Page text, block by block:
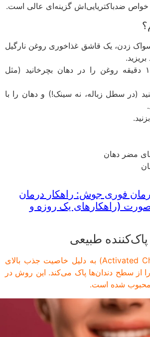
ضدباکتریایی‌اش گزینه‌ای عالی است.
زدن، یک قاشق غذاخوری روغن نارگیل
۱۰-۱۵ دقیقه روغن را در دهان بچرخانید (مثل
سطل زباله، نه سینک!) و دهان را با
دهان
فوری جوش: راهکار درمان
یک روزه و
زغال فعال (Activated Charcoal) به دلیل خاصیت جذب بالای
سطح دندان‌ها پاک می‌کند. این روش در
شده است.